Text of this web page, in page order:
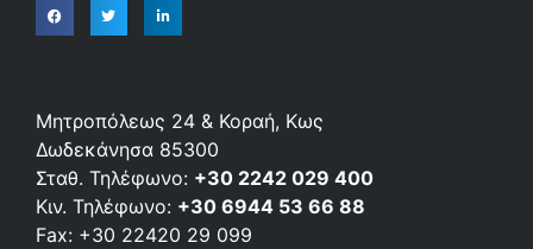
Μητροπόλεως 24 & Κοραή, Κως
Δωδεκάνησα 85300
Σταθ. Τηλέφωνο: +30 2242 029 400
Κιν. Τηλέφωνο: +30 6944 53 66 88
Fax: +30 22420 29 099